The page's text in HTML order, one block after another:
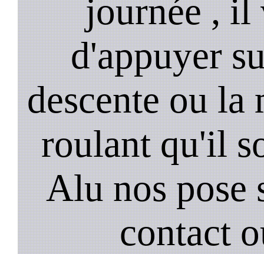
journée , il
d'appuyer
descente ou
roulant qu'il
Alu nos pose
contact